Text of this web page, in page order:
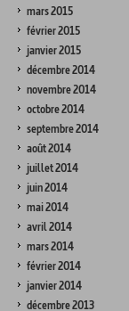
mars 2015
février 2015
janvier 2015
décembre 2014
novembre 2014
octobre 2014
septembre 2014
août 2014
juillet 2014
juin 2014
mai 2014
avril 2014
mars 2014
février 2014
janvier 2014
décembre 2013